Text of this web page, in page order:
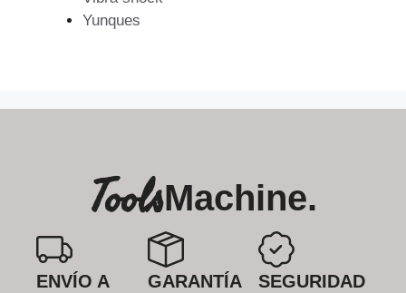
Yunques
ToolsMachine.
ENVÍO A
GARANTÍA
SEGURIDAD